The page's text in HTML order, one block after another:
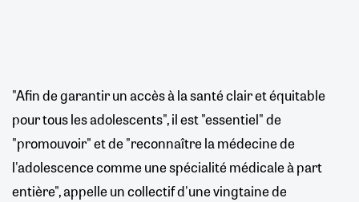
"Afin de garantir un accès à la santé clair et équitable
pour tous les adolescents", il est "essentiel" de
"promouvoir" et de "reconnaître la médecine de
l'adolescence comme une spécialité médicale à part
entière", appelle un collectif d'une vingtaine de